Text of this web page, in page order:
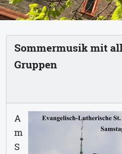
Sommermusik mit
Gruppen
A
m
S